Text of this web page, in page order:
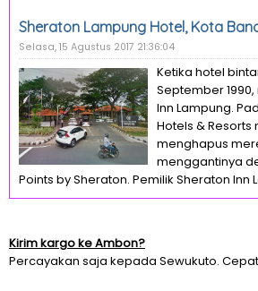
Sheraton Lampung Hotel, Kota
Selasa, 15 Agustus 2017 21:36:04
Ketika hotel
September
Inn Lampung.
Hotels & Resorts
menghapus
menggantinya
Points by Sheraton. Pemilik Sheraton Inn
Kirim kargo ke Ambon?
Percayakan saja kepada Sewukuto.